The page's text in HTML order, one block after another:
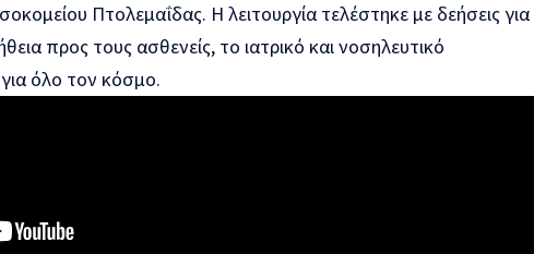
Πτολεμαΐδας. Η λειτουργία τελέστηκε με δεήσεις για
προς τους ασθενείς, το ιατρικό και νοσηλευτικό
όλο τον κόσμο.